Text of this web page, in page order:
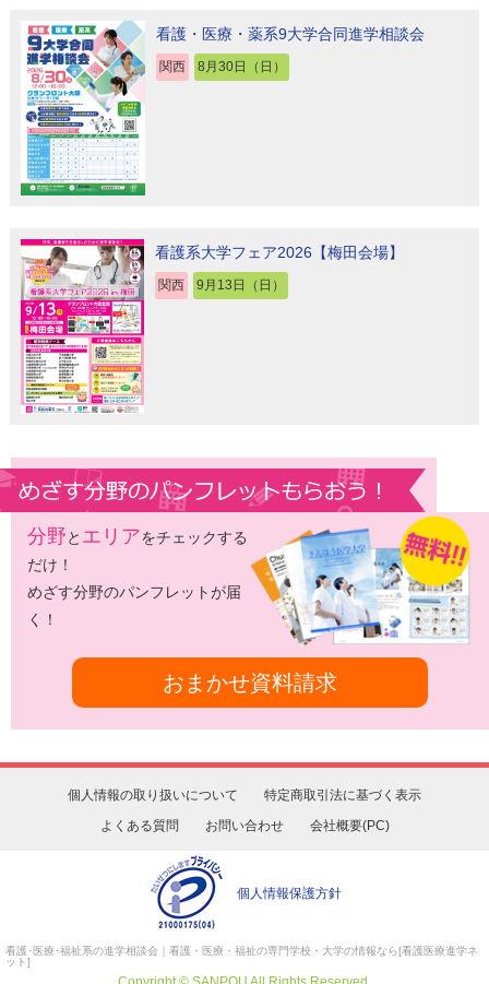
看護･医療･福祉系の進学相談会｜看護・医療・福祉の専門学校・大学の情報なら[看護医療進学ネ
ット]
看護・医療・薬系9大学合同進学相談会
関西 8月30日（日）
看護系大学フェア2026【梅田会場】
関西 9月13日（日）
分野と エリアをチェックする
だけ！
めざす分野のパンフレットが届
く！
おまかせ資料請求
個人情報の取り扱いについて
特定商取引法に基づく表示
よくある質問
お問い合わせ 会社概要(PC)
個人情報保護方針